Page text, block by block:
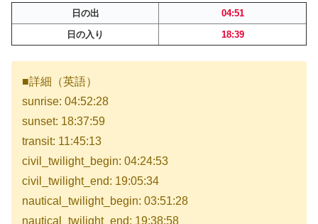
日の出
04:51
日の入り
18:39
■詳細（英語）
sunrise: 04:52:28
sunset: 18:37:59
transit: 11:45:13
civil_twilight_begin: 04:24:53
civil_twilight_end: 19:05:34
nautical_twilight_begin: 03:51:28
nautical_twilight_end: 19:38:58